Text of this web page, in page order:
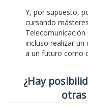
Y, por supuesto,
cursando
incluso realizar
a un futuro como
¿Hay